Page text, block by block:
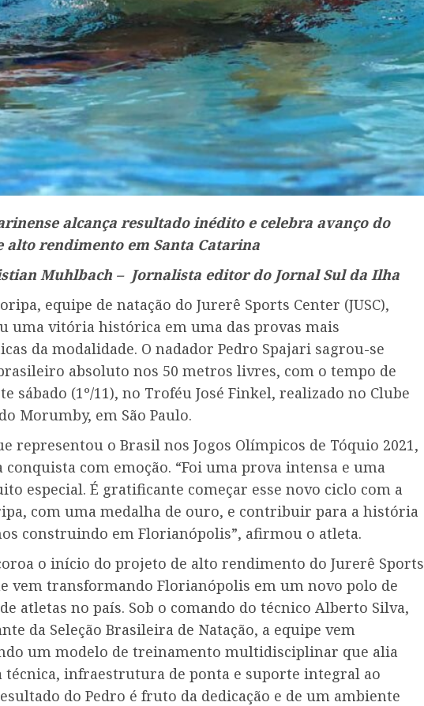
alcança resultado inédito e celebra avanço do
alto rendimento em Santa Catarina
Muhlbach – Jornalista editor do Jornal Sul da Ilha
equipe de natação do Jurerê Sports Center (JUSC),
uma vitória histórica em uma das provas mais
da modalidade. O nadador Pedro Spajari sagrou-se
absoluto nos 50 metros livres, com o tempo de
sábado (1º/11), no Troféu José Finkel, realizado no Clube
Morumby, em São Paulo.
representou o Brasil nos Jogos Olímpicos de Tóquio 2021,
conquista com emoção. “Foi uma prova intensa e uma
especial. É gratificante começar esse novo ciclo com a
com uma medalha de ouro, e contribuir para a história
construindo em Florianópolis”, afirmou o atleta.
o início do projeto de alto rendimento do Jurerê Sports
vem transformando Florianópolis em um novo polo de
atletas no país. Sob o comando do técnico Alberto Silva,
da Seleção Brasileira de Natação, a equipe vem
um modelo de treinamento multidisciplinar que alia
técnica, infraestrutura de ponta e suporte integral ao
do Pedro é fruto da dedicação e de um ambiente